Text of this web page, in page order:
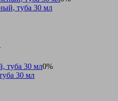
туба 30 мл
0%
30 мл